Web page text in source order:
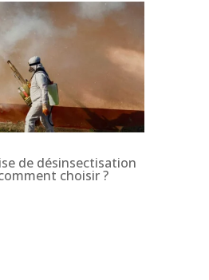
de désinsectisation
choisir ?